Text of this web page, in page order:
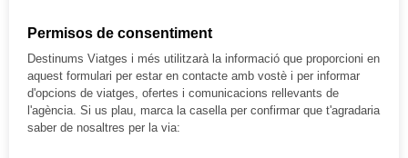
Permisos de consentiment
Destinums Viatges i més utilitzarà la informació que proporcioni en
aquest formulari per estar en contacte amb vostè i per informar
d'opcions de viatges, ofertes i comunicacions rellevants de
l'agència. Si us plau, marca la casella per confirmar que t'agradaria
saber de nosaltres per la via: